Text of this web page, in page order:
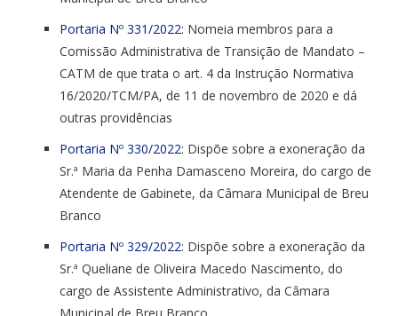
Portaria Nº 331/2022: Nomeia membros para a
Comissão Administrativa de Transição de Mandato –
CATM de que trata o art. 4 da Instrução Normativa
16/2020/TCM/PA, de 11 de novembro de 2020 e dá
outras providências
Portaria Nº 330/2022: Dispõe sobre a exoneração da
Sr.ª Maria da Penha Damasceno Moreira, do cargo de
Atendente de Gabinete, da Câmara Municipal de Breu
Branco
Portaria Nº 329/2022: Dispõe sobre a exoneração da
Sr.ª Queliane de Oliveira Macedo Nascimento, do
cargo de Assistente Administrativo, da Câmara